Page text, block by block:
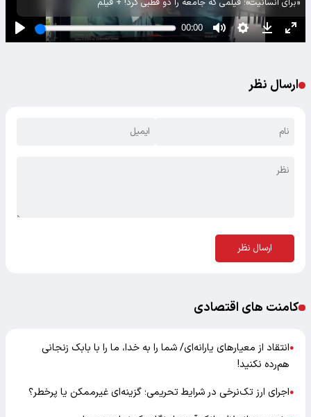
ارسال نظر
ارسال نظر
کامنت های اقتصادی
●انتقاد از معیارهای یارانه‌ای/ شما را به خدا، ما را با بابک زنجانی
هم‌رده نکنید!
●اجرای ارز تک‌نرخی در شرایط تحریمی؛ گزینه‌ای غیرممکن یا پرخطر؟